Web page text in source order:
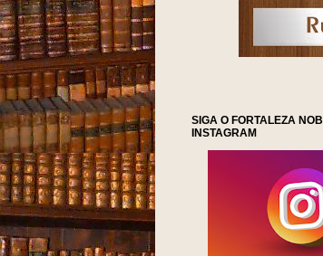
SIGA O FORTALEZA
INSTAGRAM